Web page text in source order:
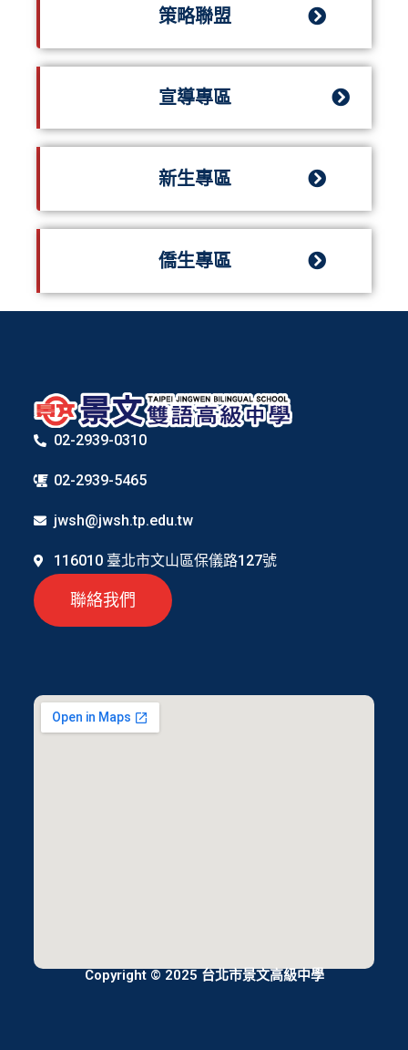
策略聯盟
宣導專區
新生專區
僑生專區
02-2939-0310
02-2939-5465
jwsh@jwsh.tp.edu.tw
116010 臺北市文山區保儀路127號
聯絡我們
Copyright © 2025 台北市景文高級中學